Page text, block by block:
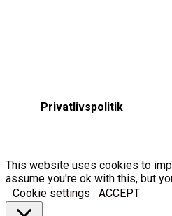
Privatlivspolitik
This website uses cookies to
assume you're ok with this, but
Cookie settings
ACCEPT